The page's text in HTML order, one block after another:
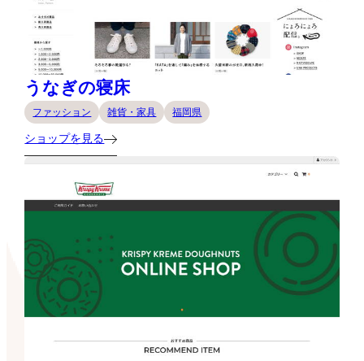
うなぎの寝床
ファッション 雑貨・家具 福岡県
ショップを見る